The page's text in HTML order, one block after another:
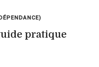
pratique